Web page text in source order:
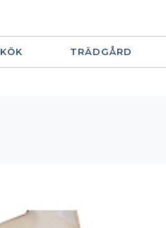
KÖK TRÄDGÅRD